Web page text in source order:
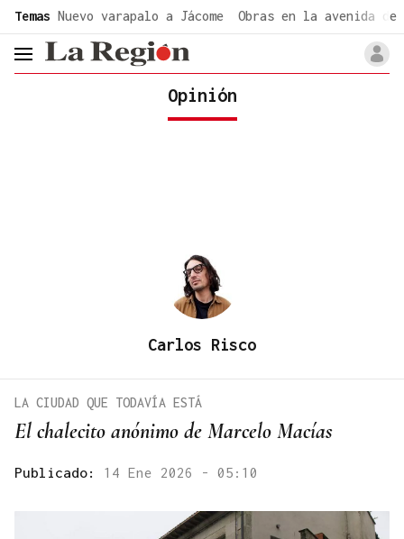
Temas Nuevo varapalo a Jácome Obras en la avenida de
header.menu.open
Opinión
Carlos Risco
El chalecito anónimo de Marcelo Macías
LA CIUDAD QUE TODAVÍA ESTÁ
Publicado: 14 Ene 2026 - 05:10